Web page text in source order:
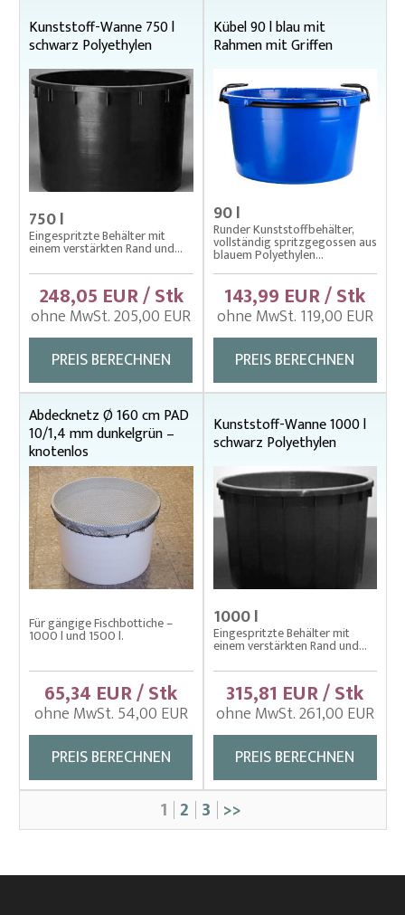
Kunststoff-Wanne 750 l
schwarz Polyethylen
750 l
Eingespritzte Behälter mit
einem verstärkten Rand und...
248,05 EUR / Stk
ohne MwSt. 205,00 EUR
PREIS BERECHNEN
Kübel 90 l blau mit
Rahmen mit Griffen
90 l
Runder Kunststoffbehälter,
vollständig spritzgegossen aus
blauem Polyethylen...
143,99 EUR / Stk
ohne MwSt. 119,00 EUR
PREIS BERECHNEN
Abdecknetz Ø 160 cm PAD
10/1,4 mm dunkelgrün –
knotenlos
Für gängige Fischbottiche –
1000 l und 1500 l.
65,34 EUR / Stk
ohne MwSt. 54,00 EUR
PREIS BERECHNEN
Kunststoff-Wanne 1000 l
schwarz Polyethylen
1000 l
Eingespritzte Behälter mit
einem verstärkten Rand und...
315,81 EUR / Stk
ohne MwSt. 261,00 EUR
PREIS BERECHNEN
1 2 3 >>